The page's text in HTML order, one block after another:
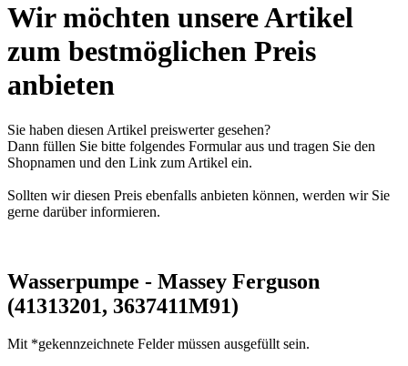
Wir möchten unsere Artikel
zum bestmöglichen Preis
anbieten
Sie haben diesen Artikel preiswerter gesehen?
Dann füllen Sie bitte folgendes Formular aus und tragen Sie den
Shopnamen und den Link zum Artikel ein.
Sollten wir diesen Preis ebenfalls anbieten können, werden wir Sie
gerne darüber informieren.
Wasserpumpe - Massey Ferguson
(41313201, 3637411M91)
Mit *gekennzeichnete Felder müssen ausgefüllt sein.